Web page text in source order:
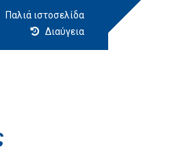
Παλιά ιστοσελίδα
Διαύγεια